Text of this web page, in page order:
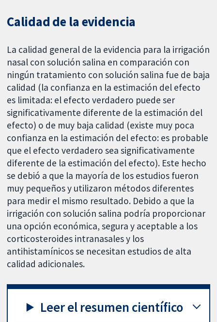
Calidad de la evidencia
La calidad general de la evidencia para la irrigación
nasal con solución salina en comparación con
ningún tratamiento con solución salina fue de baja
calidad (la confianza en la estimación del efecto
es limitada: el efecto verdadero puede ser
significativamente diferente de la estimación del
efecto) o de muy baja calidad (existe muy poca
confianza en la estimación del efecto: es probable
que el efecto verdadero sea significativamente
diferente de la estimación del efecto). Este hecho
se debió a que la mayoría de los estudios fueron
muy pequeños y utilizaron métodos diferentes
para medir el mismo resultado. Debido a que la
irrigación con solución salina podría proporcionar
una opción económica, segura y aceptable a los
corticosteroides intranasales y los
antihistamínicos se necesitan estudios de alta
calidad adicionales.
Leer el resumen científico